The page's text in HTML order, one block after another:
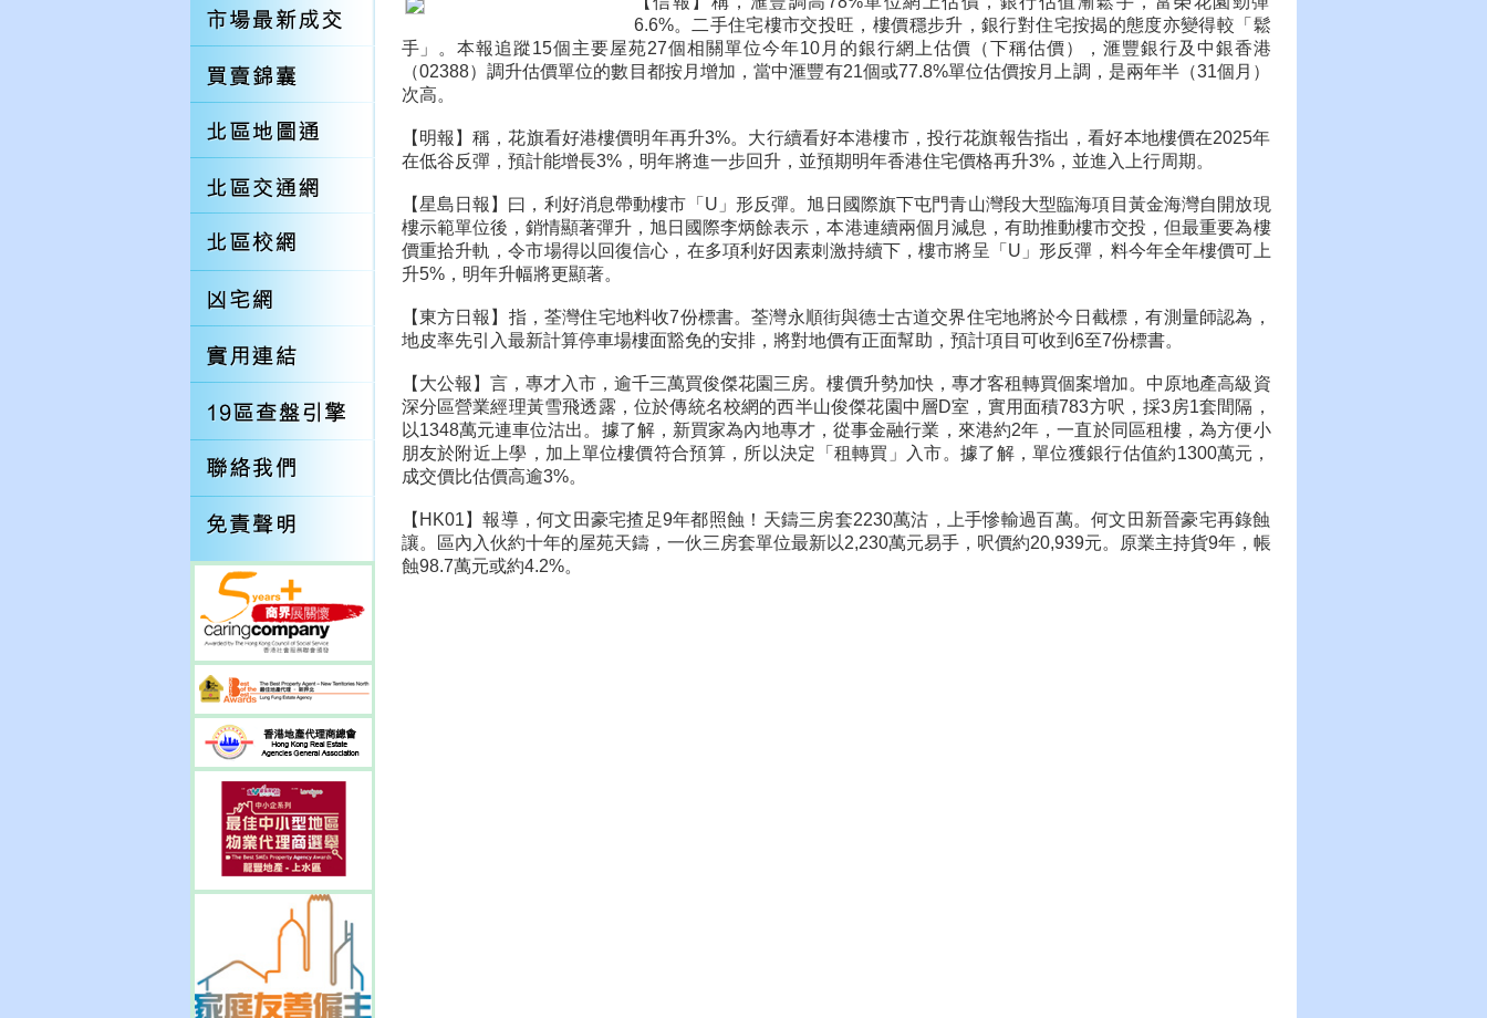
6.6%。二手住宅樓市交投旺，樓價穩步升，銀行對住宅按揭的態度亦變得較「鬆
手」。本報追蹤15個主要屋苑27個相關單位今年10月的銀行網上估價（下稱估價），滙豐銀行及中銀香港
（02388）調升估價單位的數目都按月增加，當中滙豐有21個或77.8%單位估價按月上調，是兩年半（31個月）
次高。
【明報】稱，花旗看好港樓價明年再升3%。大行續看好本港樓市，投行花旗報告指出，看好本地樓價在2025年
在低谷反彈，預計能增長3%，明年將進一步回升，並預期明年香港住宅價格再升3%，並進入上行周期。
【星島日報】曰，利好消息帶動樓市「U」形反彈。旭日國際旗下屯門青山灣段大型臨海項目黃金海灣自開放現
樓示範單位後，銷情顯著彈升，旭日國際李炳餘表示，本港連續兩個月減息，有助推動樓市交投，但最重要為樓
價重拾升軌，令市場得以回復信心，在多項利好因素刺激持續下，樓市將呈「U」形反彈，料今年全年樓價可上
升5%，明年升幅將更顯著。
【東方日報】指，荃灣住宅地料收7份標書。荃灣永順街與德士古道交界住宅地將於今日截標，有測量師認為，
地皮率先引入最新計算停車場樓面豁免的安排，將對地價有正面幫助，預計項目可收到6至7份標書。
【大公報】言，專才入市，逾千三萬買俊傑花園三房。樓價升勢加快，專才客租轉買個案增加。中原地產高級資
深分區營業經理黃雪飛透露，位於傳統名校網的西半山俊傑花園中層D室，實用面積783方呎，採3房1套間隔，
以1348萬元連車位沽出。據了解，新買家為內地專才，從事金融行業，來港約2年，一直於同區租樓，為方便小
朋友於附近上學，加上單位樓價符合預算，所以決定「租轉買」入市。據了解，單位獲銀行估值約1300萬元，
成交價比估價高逾3%。
【HK01】報導，何文田豪宅揸足9年都照蝕！天鑄三房套2230萬沽，上手慘輸過百萬。何文田新晉豪宅再錄蝕
讓。區內入伙約十年的屋苑天鑄，一伙三房套單位最新以2,230萬元易手，呎價約20,939元。原業主持貨9年，帳
蝕98.7萬元或約4.2%。